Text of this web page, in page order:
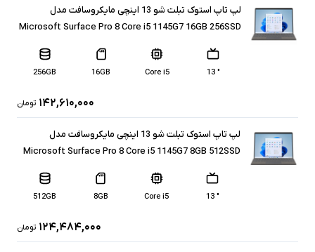
لپ تاپ استوک تبلت شو 13 اینچی مایکروسافت مدل
Microsoft Surface Pro 8 Core i5 1145G7 16GB 256SSD
" 13
Core i5
16GB
256GB
۱۴۲,۶۱۰,۰۰۰ تومان
لپ تاپ استوک تبلت شو 13 اینچی مایکروسافت مدل
Microsoft Surface Pro 8 Core i5 1145G7 8GB 512SSD
" 13
Core i5
8GB
512GB
۱۲۴,۴۸۴,۰۰۰ تومان